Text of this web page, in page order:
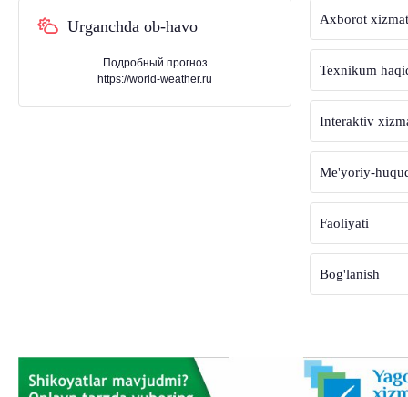
Urganchda ob-havo
Подробный прогноз
https://world-weather.ru
Axborot
Texnikum
Interaktiv
Me'yoriy-
Faoliyati
Bog'lanish